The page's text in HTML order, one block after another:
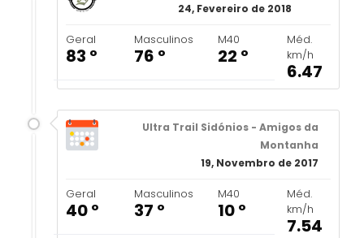
24, Fevereiro de 2018
Geral
83 º
Masculinos
76 º
M40
22 º
Méd.
km/h
6.47
Ultra Trail Sidónios - Amigos da
Montanha
19, Novembro de 2017
Geral
40 º
Masculinos
37 º
M40
10 º
Méd.
km/h
7.54